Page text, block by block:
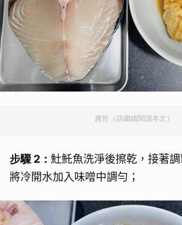
廣告（請繼續閱讀本文）
步驟 2： 𩵚魠魚洗淨後擦乾，接著
將冷開水加入味噌中調勻；